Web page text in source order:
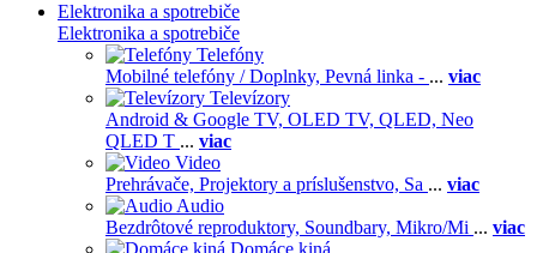
Elektronika a spotrebiče
Elektronika a spotrebiče
Telefóny
Mobilné telefóny / Doplnky, Pevná linka - ... viac
Televízory
Android & Google TV, OLED TV, QLED, Neo
QLED T ... viac
Video
Prehrávače, Projektory a príslušenstvo, Sa ... viac
Audio
Bezdrôtové reproduktory, Soundbary, Mikro/Mi ... viac
Domáce kiná